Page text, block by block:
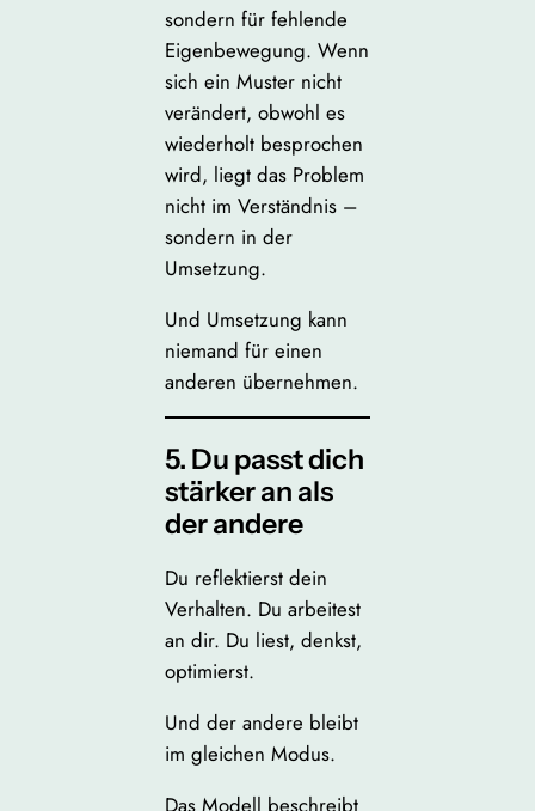
sondern für fehlende
Eigenbewegung. Wenn
sich ein Muster nicht
verändert, obwohl es
wiederholt besprochen
wird, liegt das Problem
nicht im Verständnis –
sondern in der
Umsetzung.
Und Umsetzung kann
niemand für einen
anderen übernehmen.
5. Du passt dich
stärker an als
der andere
Du reflektierst dein
Verhalten. Du arbeitest
an dir. Du liest, denkst,
optimierst.
Und der andere bleibt
im gleichen Modus.
Das Modell beschreibt